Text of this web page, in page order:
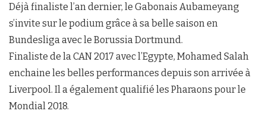
Déjà finaliste l’an dernier, le Gabonais Aubameyang
s’invite sur le podium grâce à sa belle saison en
Bundesliga avec le Borussia Dortmund.
Finaliste de la CAN 2017 avec l’Egypte, Mohamed Salah
enchaine les belles performances depuis son arrivée à
Liverpool. Il a également qualifié les Pharaons pour le
Mondial 2018.